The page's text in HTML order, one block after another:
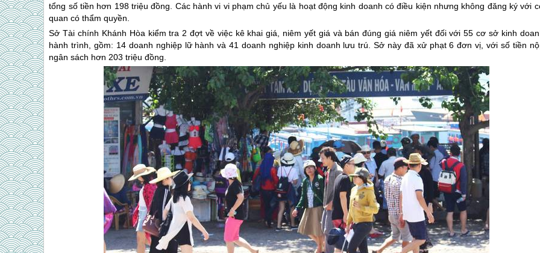
tổng số tiền hơn 198 triệu đồng. Các hành vi vi phạm chủ yếu là hoạt động kinh doanh có điều kiện nhưng không đăng ký với
quan có thẩm quyền.
Sở Tài chính Khánh Hòa kiểm tra 2 đợt về việc kê khai giá, niêm yết giá và bán đúng giá niêm yết đối với 55 cơ sở kinh
hành trình, gồm: 14 doanh nghiệp lữ hành và 41 doanh nghiệp kinh doanh lưu trú. Sở này đã xử phạt 6 đơn vị, với số tiền
ngân sách hơn 203 triệu đồng.